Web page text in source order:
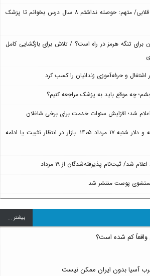
بازداشت دو جراح زیبایی قلابی/ متهم: حوصله نداشتم ۸ سال درس بخوانم تا پزشک
و عمان برای تنگه هرمز در راه است؟ / تلاش برای بازگشایی کامل
و حرفه‌آموزی زندانیان را کسب کرد
چه موقع باید به پزشک مراجعه کنیم؟
شد؛ افزایش سنوات خدمت برای برخی شاغلان
پیش بینی قیمت طلا، سکه و دلار شنبه ۱۷ مرداد ۱۴۰۵. بازار در انتظار تثبیت یا ادامه
شد/ ثبت‌نام پذیرفته‌شدگان از ۱۹ مرداد
پوست منتشر شد
بيشتر ...
واقعاً کم شده است؟
آسیا بدون ایران ممکن نیست